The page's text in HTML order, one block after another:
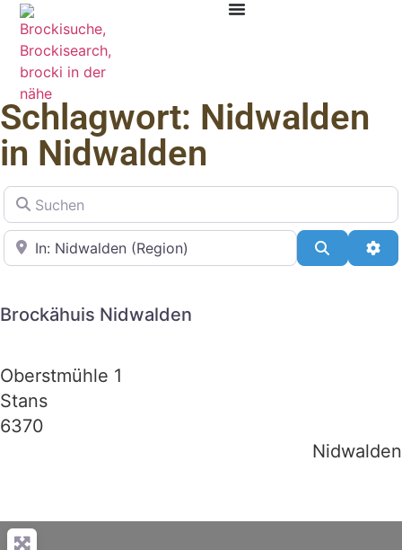
Schlagwort: Nidwalden
in Nidwalden
Suchen
in der Nähe
Suchen
Brockähuis Nidwalden
Oberstmühle 1
Stans
6370
Nidwalden